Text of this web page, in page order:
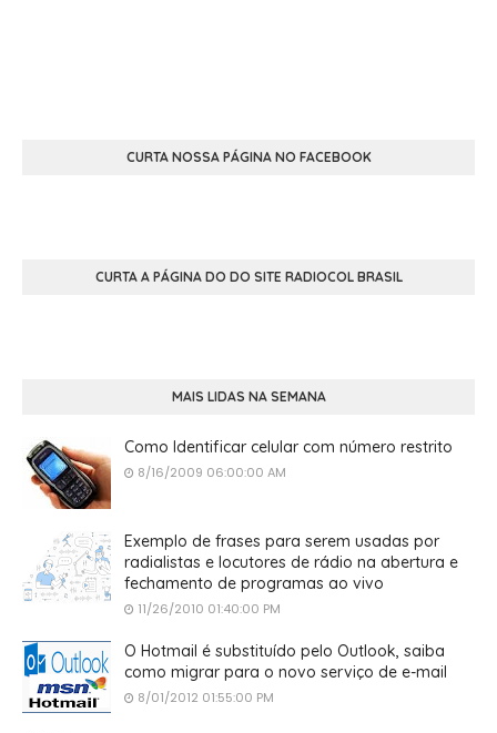
CURTA NOSSA PÁGINA NO FACEBOOK
CURTA A PÁGINA DO DO SITE RADIOCOL BRASIL
MAIS LIDAS NA SEMANA
Como Identificar celular com número restrito
8/16/2009 06:00:00 AM
Exemplo de frases para serem usadas por
radialistas e locutores de rádio na abertura e
fechamento de programas ao vivo
11/26/2010 01:40:00 PM
O Hotmail é substituído pelo Outlook, saiba
como migrar para o novo serviço de e-mail
8/01/2012 01:55:00 PM